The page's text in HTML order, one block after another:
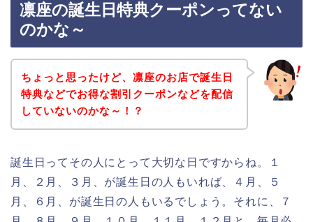
凛座の誕生日特典クーポンってない
のかな～
ちょっと思ったけど、凛座のお店で誕生日
特典などでお得な割引クーポンなどを配信
していないのかな～！？
誕生日ってその人にとって大切な日ですからね。１
月、２月、３月、が誕生日の人もいれば、４月、５
月、６月、が誕生日の人もいるでしょう。それに、７